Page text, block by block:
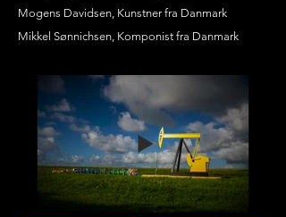
Mogens Davidsen, Kunstner fra Danmark
Mikkel Sønnichsen, Komponist fra Danmark